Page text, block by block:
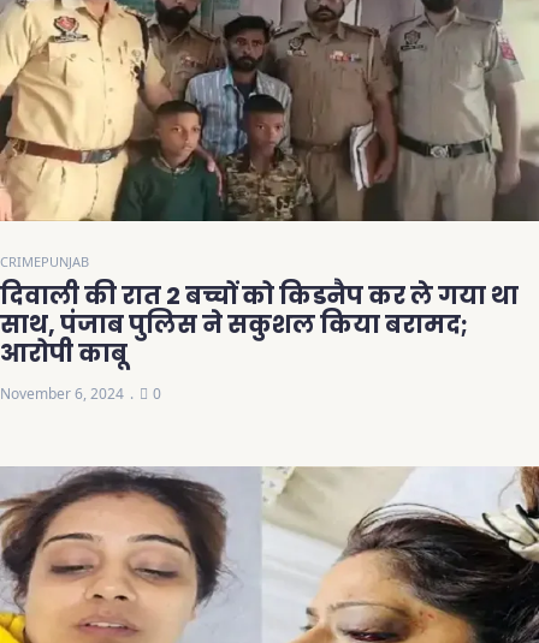
CRIMEPUNJAB
दिवाली की रात 2 बच्चों को किडनैप कर ले गया था
साथ, पंजाब पुलिस ने सकुशल किया बरामद;
आरोपी काबू
November 6, 2024 0